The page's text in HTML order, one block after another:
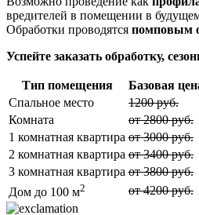
вредителей в помещении в
Обработки проводятся помповым
Успейте заказать обработку,
Тип помещения Базовая
Спальное место
1200 руб.
Комната
от 2800 руб.
1 комнатная квартира от 3000 руб.
2 комнатная квартира от 3400 руб.
3 комнатная квартира от 3800 руб.
Дом до 100 м2 от 4200 руб.